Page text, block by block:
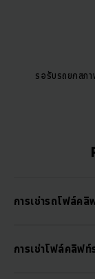
รอรับรถยกสภ
การเช่ารถโฟล์ค
การเช่าโฟล์คลิฟท์